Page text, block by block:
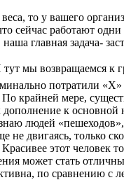
то у вашего
сейчас работают
главная задача-
мы возвращаемся
потратили
крайней мере,
к
людей
двигаясь, только
этот
может стать
по сравнению